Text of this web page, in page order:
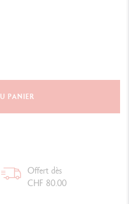
PANIER
Offert dès
CHF 80.00